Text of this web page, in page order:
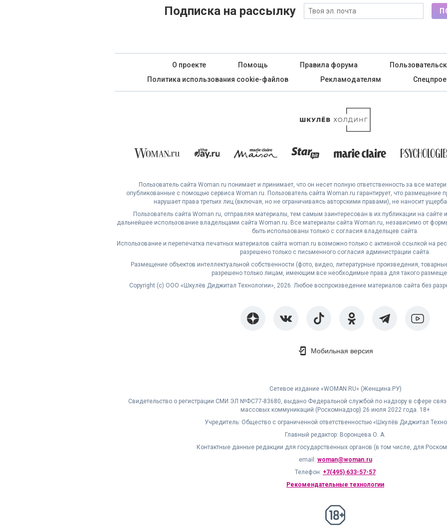
Подписка на рассылку
О проекте Помощь Правила форума
Политика использования cookie-файлов
Рекламодателям
Пользователь сайта Woman.ru понимает и принимает, что он несет полную ответственность за все
опубликованные с помощью сервиса Woman.ru. Пользователь сайта Woman.ru гарантирует, что размещение
нарушает права третьих лиц (включая, но не ограничиваясь авторскими правами), не наносит
Пользователь сайта Woman.ru, отправляя материалы, тем самым заинтересован в их публикации на сайте
дальнейшее использование владельцами сайта Woman.ru. Все материалы сайта Woman.ru, независимо от
быть использованы только с согласия владельцев сайта.
Использование и перепечатка печатных материалов сайта woman.ru возможно только с активной ссылкой на
разрешено только с письменного согласия администрации сайта.
Размещение объектов интеллектуальной собственности (фото, видео, литературные произведения,
разрешено только лицам, имеющим все необходимые права для такого
Copyright (с) ООО «Шкулёв Диджитал Технологии», 2026. Любое воспроизведение материалов сайта без
Мобильная версия
Сетевое издание «WOMAN.RU» (Женщина.РУ)
Свидетельство о регистрации СМИ ЭЛ №ФС77-83680, выдано Федеральной службой по надзору в сфере
массовых коммуникаций (Роскомнадзор) 26 июля 2022 года. 18+
Учредитель: Общество с ограниченной ответственностью «Шкулёв Диджитал
Главный редактор: Воронцева О. А.
Контактные данные редакции для государственных органов (в том числе, для
email: woman@woman.ru
Телефон: +7(495) 633-57-57
Рекомендательные технологии
18+